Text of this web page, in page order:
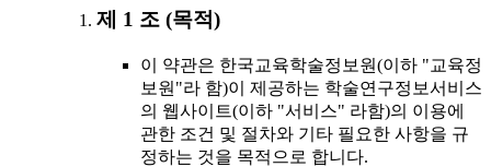
제 1 조 (목적)
이 약관은 한국교육학술정보원(이하 "교육정
보원"라 함)이 제공하는 학술연구정보서비스
의 웹사이트(이하 "서비스" 라함)의 이용에
관한 조건 및 절차와 기타 필요한 사항을 규
정하는 것을 목적으로 합니다.